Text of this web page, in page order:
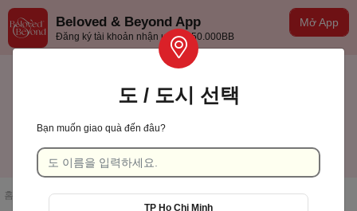
Mở App
Beloved & Beyond App
Đăng ký tài khoản nhận ưu đãi 50.000BB
TP Hồ Chí Minh
홈페이지 / Privacy Policy
도 / 도시 선택
Bạn muốn giao quà đến đâu?
TP Ho Chi Minh